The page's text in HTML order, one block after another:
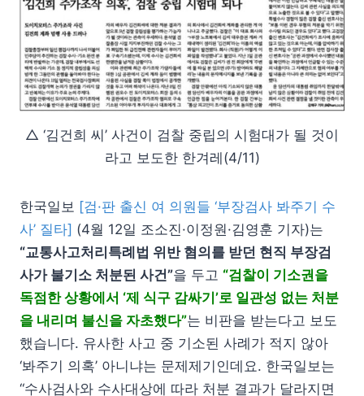
△ ‘김건희 씨’ 사건이 검찰 중립의 시험대가 될 것이
라고 보도한 한겨레(4/11)
한국일보 [검·판 출신 여 의원들 ‘부장검사 봐주기 수
사’ 질타] (4월 12일 조소진·이정원·김영훈 기자)는
“교통사고처리특례법 위반 혐의를 받던 현직 부장검
사가 불기소 처분된 사건”을 두고 “검찰이 기소권을
독점한 상황에서 ‘제 식구 감싸기’로 일관성 없는 처분
을 내리며 불신을 자초했다”는 비판을 받는다고 보도
했습니다. 유사한 사고 중 기소된 사례가 적지 않아
‘봐주기 의혹’ 아니냐는 문제제기인데요. 한국일보는
“수사검사와 수사대상에 따라 처분 결과가 달라지면